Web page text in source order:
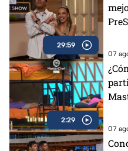
29:59
07
2:29
07